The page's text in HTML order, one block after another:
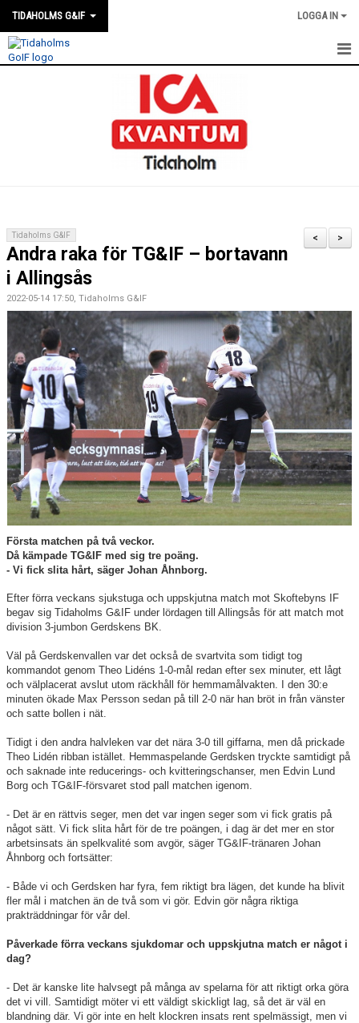
TIDAHOLMS G&IF LOGGA IN
FÖRENINGEN
SOUVENIRER
GAMLA GIFFS TORSDAGSTRÄFFAR
MATCHER
CUPER ARBETSBESKRIVNING
PLANSCHEMA
>
<
Tidaholms G&IF
Andra raka för TG&IF – bortavann
i Allingsås
2022-05-14 17:50, Tidaholms G&IF
Första matchen på två veckor.
Då kämpade TG&IF med sig tre poäng.
- Vi fick slita hårt, säger Johan Åhnborg.
Efter förra veckans sjukstuga och uppskjutna match mot Skoftebyns IF
begav sig Tidaholms G&IF under lördagen till Allingsås för att match mot
division 3-jumbon Gerdskens BK.
Väl på Gerdskenvallen var det också de svartvita som tidigt tog
kommandot genom Theo Lidéns 1-0-mål redan efter sex minuter, ett lågt
och välplacerat avslut utom räckhåll för hemmamålvakten. I den 30:e
minuten ökade Max Persson sedan på till 2-0 när han bröt in från vänster
och satte bollen i nät.
Tidigt i den andra halvleken var det nära 3-0 till giffarna, men då prickade
Theo Lidén ribban istället. Hemmaspelande Gerdsken tryckte samtidigt på
och saknade inte reducerings- och kvitteringschanser, men Edvin Lund
Borg och TG&IF-försvaret stod pall matchen igenom.
- Det är en rättvis seger, men det var ingen seger som vi fick gratis på
något sätt. Vi fick slita hårt för de tre poängen, i dag är det mer en stor
arbetsinsats än spelkvalité som avgör, säger TG&IF-tränaren Johan
Åhnborg och fortsätter:
- Både vi och Gerdsken har fyra, fem riktigt bra lägen, det kunde ha blivit
fler mål i matchen än de två som vi gör. Edvin gör några riktiga
prakträddningar för vår del.
Påverkade förra veckans sjukdomar och uppskjutna match er något i
dag?
- Det är kanske lite halvsegt på många av spelarna för att riktigt orka göra
det vi vill. Samtidigt möter vi ett väldigt skickligt lag, så det är väl en
blandning där. Vi gör inte en helt klockren insats rent spelmässigt, men vi